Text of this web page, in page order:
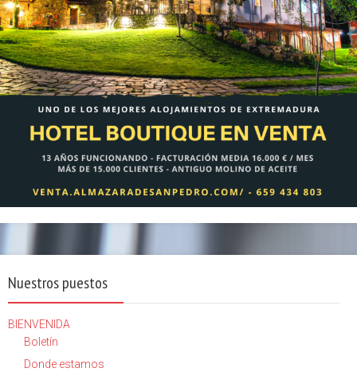
Nuestros puestos
BIENVENIDA
Boletín
Donde estamos